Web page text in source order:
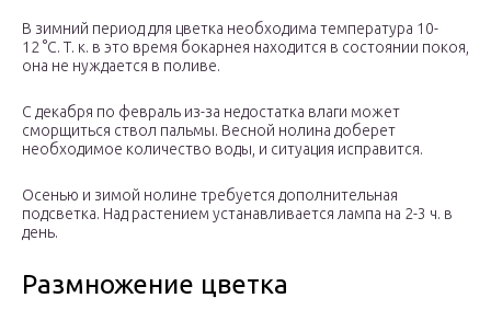
В зимний период для цветка необходима температура 10-
12 °С. Т. к. в это время бокарнея находится в состоянии покоя,
она не нуждается в поливе.
С декабря по февраль из-за недостатка влаги может
сморщиться ствол пальмы. Весной нолина доберет
необходимое количество воды, и ситуация исправится.
Осенью и зимой нолине требуется дополнительная
подсветка. Над растением устанавливается лампа на 2-3 ч. в
день.
Размножение цветка